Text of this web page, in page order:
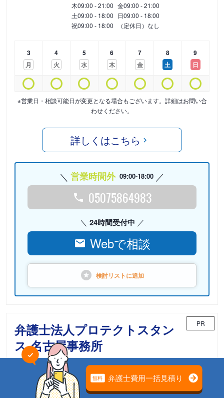
木09:00 - 21:00 金09:00 - 21:00
土09:00 - 18:00 日09:00 - 18:00
祝09:00 - 18:00 （定休日）なし
3
月
4
火
5
水
6
木
7
金
8
土
9
日
※営業日・相談可能日が変更となる場合もございます。詳細はお問い合
わせください。
詳しくはこちら
営業時間外 09:00-18:00
05075864983
24時間受付中
Webで相談
検討リストに追加
弁護士法人プロテクトスタン
ス 名古屋事務所
PR
相続や遺言に関するお悩みは、豊富な解決実績のある当事
務所までご相談ください。